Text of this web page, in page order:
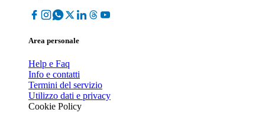
Area personale
Help e Faq
Info e contatti
Termini del servizio
Utilizzo dati e privacy
Cookie Policy